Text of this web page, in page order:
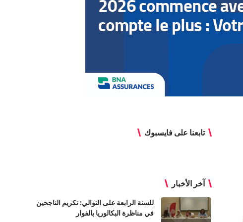
تابعنا على فايسبوك
آخر الأخبار
للسنة الرابعة على التوالي: تكريم الناجحين
في مناظرة البكالوريا بالفوار